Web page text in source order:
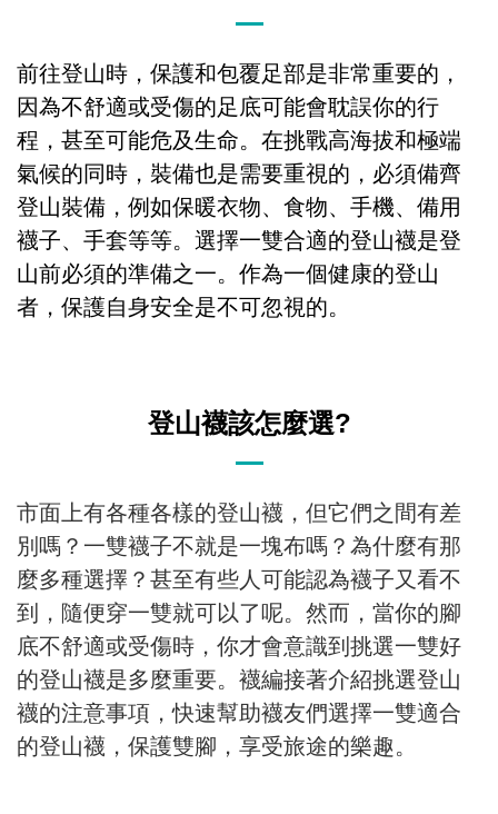
前往登山時，保護和包覆足部是非常重要的，
因為不舒適或受傷的足底可能會耽誤你的行
程，甚至可能危及生命。在挑戰高海拔和極端
氣候的同時，裝備也是需要重視的，必須備齊
登山裝備，例如保暖衣物、食物、手機、備用
襪子、手套等等。選擇一雙合適的登山襪是登
山前必須的準備之一。作為一個健康的登山
者，保護自身安全是不可忽視的。
登山襪該怎麼選?
市面上有各種各樣的登山襪，但它們之間有差
別嗎？一雙襪子不就是一塊布嗎？為什麼有那
麼多種選擇？甚至有些人可能認為襪子又看不
到，隨便穿一雙就可以了呢。然而，當你的腳
底不舒適或受傷時，你才會意識到挑選一雙好
的登山襪是多麼重要。襪編接著介紹挑選登山
襪的注意事項，快速幫助襪友們選擇一雙適合
的登山襪，保護雙腳，享受旅途的樂趣。